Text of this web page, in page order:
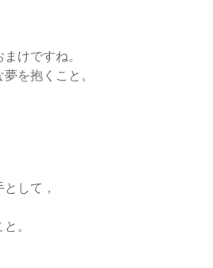
けですね。
を抱くこと。
して，
。